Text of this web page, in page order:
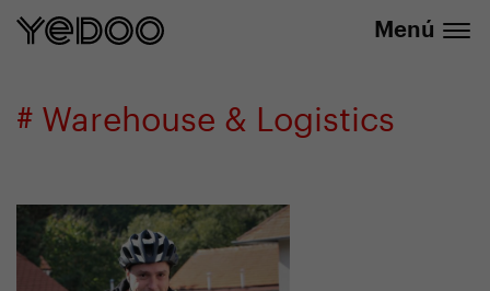
Menú
# Warehouse & Logistics